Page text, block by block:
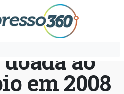
na Vila
ao
em 2008